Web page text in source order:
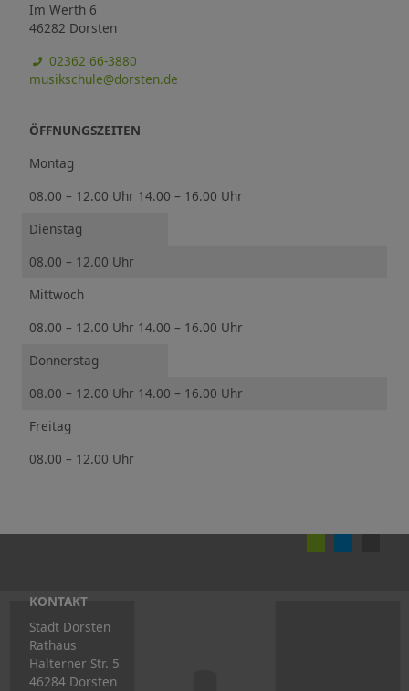
Im Werth 6
46282 Dorsten
02362 66-3880
musikschule@dorsten.de
ÖFFNUNGSZEITEN
Montag
08.00 – 12.00 Uhr 14.00 – 16.00 Uhr
Dienstag
08.00 – 12.00 Uhr
Mittwoch
08.00 – 12.00 Uhr 14.00 – 16.00 Uhr
Donnerstag
08.00 – 12.00 Uhr 14.00 – 16.00 Uhr
Freitag
08.00 – 12.00 Uhr
KONTAKT
Stadt Dorsten
Rathaus
Halterner Str. 5
46284 Dorsten